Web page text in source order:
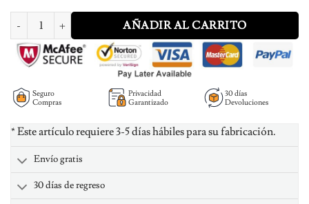
Ski Tip Solitaire Round Ring cantidadAÑADIR AL CARRITO
Seguro
Compras
Privacidad
Garantizado
30 días
Devoluciones
* Este artículo requiere 3-5 días hábiles para su fabricación.
Envío gratis
30 días de regreso